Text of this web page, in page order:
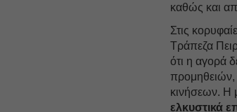
καθώς και
Στις
Τράπεζα
ότι η αγορά
προμηθειών,
κινήσεων. Η
ελκυστικά